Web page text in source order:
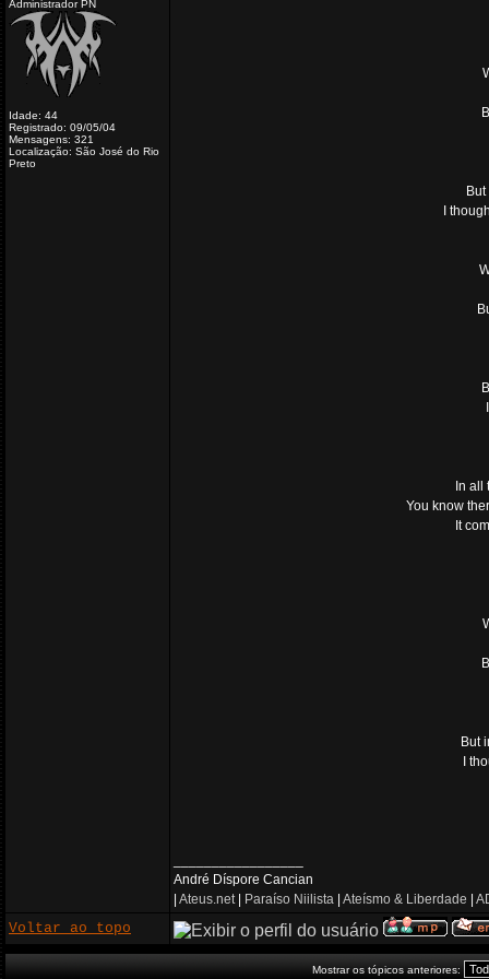
Administrador PN
Idade: 44
Registrado: 09/05/04
Mensagens: 321
Localização: São José do Rio
Preto
I
In all
You know
It
But
I
André Díspore Cancian
Ateus.net| Paraíso Niilista Ateísmo & Liberdade
Voltar ao topo
Mostrar os tópicos anteriores: